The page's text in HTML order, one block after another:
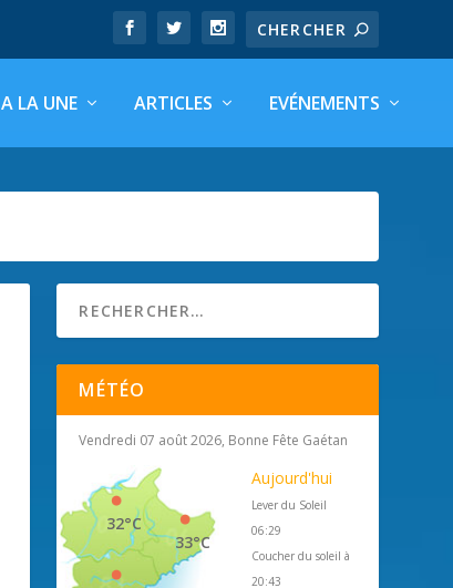
A LA UNE ARTICLES EVÉNEMENTS
MÉTÉO
Vendredi 07 août 2026, Bonne Fête Gaétan
33°C
32°C
Aujourd'hui
Lever du Soleil
06:29
Coucher du soleil à
20:43